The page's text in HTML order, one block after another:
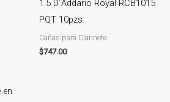
1.5 D´Addario Royal RCB1015
PQT 10pzs
Cañas para Clarinete
$747.00